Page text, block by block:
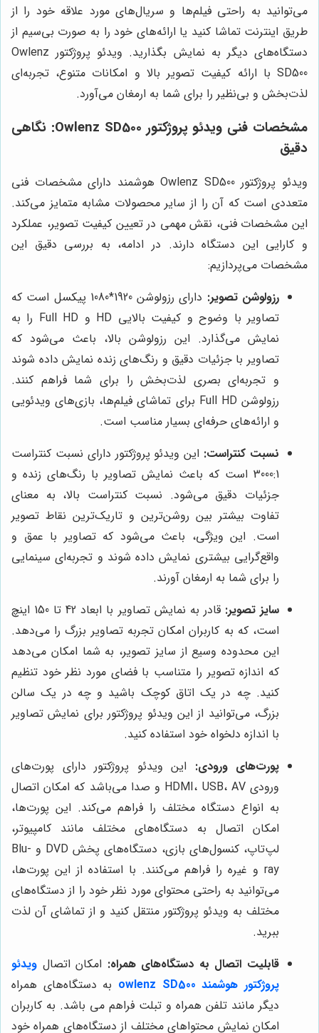
می‌توانید به راحتی فیلم‌ها و سریال‌های مورد علاقه خود را از
طریق اینترنت تماشا کنید یا ارائه‌های خود را به صورت بی‌سیم از
دستگاه‌های دیگر به نمایش بگذارید. ویدئو پروژکتور Owlenz
SD500 با ارائه کیفیت تصویر بالا و امکانات متنوع، تجربه‌ای
لذت‌بخش و بی‌نظیر را برای شما به ارمغان می‌آورد.
مشخصات فنی ویدئو پروژکتور Owlenz SD500: نگاهی
دقیق
ویدئو پروژکتور Owlenz SD500 هوشمند دارای مشخصات فنی
متعددی است که آن را از سایر محصولات مشابه متمایز می‌کند.
این مشخصات فنی، نقش مهمی در تعیین کیفیت تصویر، عملکرد
و کارایی این دستگاه دارند. در ادامه، به بررسی دقیق این
مشخصات می‌پردازیم:
رزولوشن تصویر:
دارای رزولوشن 1920*1080 پیکسل است که
تصاویر با وضوح و کیفیت بالایی HD و Full HD را به
نمایش می‌گذارد. این رزولوشن بالا، باعث می‌شود که
تصاویر با جزئیات دقیق و رنگ‌های زنده نمایش داده شوند
و تجربه‌ای بصری لذت‌بخش را برای شما فراهم کنند.
رزولوشن Full HD برای تماشای فیلم‌ها، بازی‌های ویدئویی
و ارائه‌های حرفه‌ای بسیار مناسب است.
نسبت کنتراست: این ویدئو پروژکتور دارای نسبت کنتراست
3000:1 است که باعث نمایش تصاویر با رنگ‌های زنده و
جزئیات دقیق می‌شود. نسبت کنتراست بالا، به معنای
تفاوت بیشتر بین روشن‌ترین و تاریک‌ترین نقاط تصویر
است. این ویژگی، باعث می‌شود که تصاویر با عمق و
واقع‌گرایی بیشتری نمایش داده شوند و تجربه‌ای سینمایی
را برای شما به ارمغان آورند.
سایز تصویر:
قادر به نمایش تصاویر با ابعاد 42 تا 150 اینچ
است، که به کاربران امکان تجربه تصاویر بزرگ را می‌دهد.
این محدوده وسیع از سایز تصویر، به شما امکان می‌دهد
که اندازه تصویر را متناسب با فضای مورد نظر خود تنظیم
کنید. چه در یک اتاق کوچک باشید و چه در یک سالن
بزرگ، می‌توانید از این ویدئو پروژکتور برای نمایش تصاویر
با اندازه دلخواه خود استفاده کنید.
پورت‌های ورودی: این ویدئو پروژکتور دارای پورت‌های
ورودی HDMI، USB، AV و صدا می‌باشد که امکان اتصال
به انواع دستگاه مختلف را فراهم می‌کند. این پورت‌ها،
امکان اتصال به دستگاه‌های مختلف مانند کامپیوتر،
لپ‌تاپ، کنسول‌های بازی، دستگاه‌های پخش DVD و Blu-
ray و غیره را فراهم می‌کنند. با استفاده از این پورت‌ها،
می‌توانید به راحتی محتوای مورد نظر خود را از دستگاه‌های
مختلف به ویدئو پروژکتور منتقل کنید و از تماشای آن لذت
ببرید.
قابلیت اتصال به دستگاه‌های همراه: امکان اتصال ویدئو
پروژکتور هوشمند owlenz SD500
به دستگاه‌های همراه
دیگر مانند تلفن همراه و تبلت فراهم می باشد. به کاربران
امکان نمایش محتواهای مختلف از دستگاه‌های همراه خود